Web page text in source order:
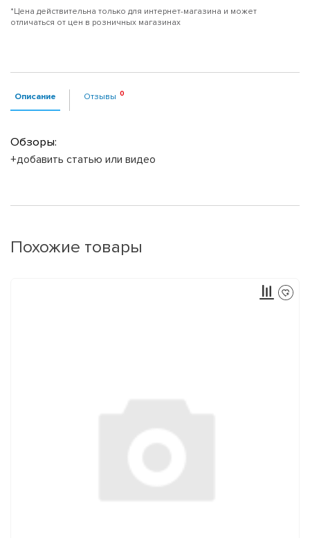
*Цена действительна только для интернет-магазина и может
отличаться от цен в розничных магазинах
Описание Отзывы
Обзоры:
+добавить статью или видео
Похожие товары